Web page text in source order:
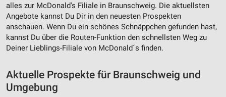
alles zur McDonald's Filiale in Braunschweig. Die aktuellsten
Angebote kannst Du Dir in den neuesten Prospekten
anschauen. Wenn Du ein schönes Schnäppchen gefunden hast,
kannst Du über die Routen-Funktion den schnellsten Weg zu
Deiner Lieblings-Filiale von McDonald´s finden.
Aktuelle Prospekte für Braunschweig und
Umgebung